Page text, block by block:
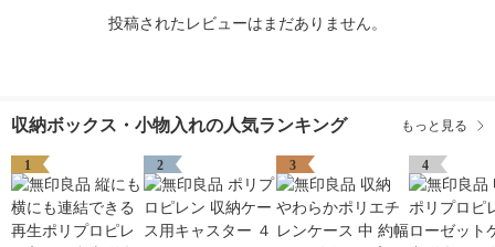
投稿されたレビューはまだありません。
収納ボックス・小物入れの人気ランキング もっと見る
1 2 3 4